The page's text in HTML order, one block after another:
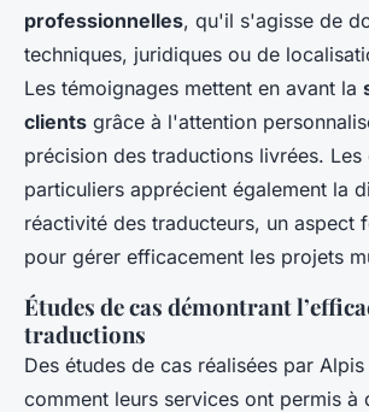
professionnelles, qu'il s'agisse de
techniques, juridiques ou de
Les témoignages mettent en avant la
clients grâce à l'attention
précision des traductions livrées. Les
particuliers apprécient également la
réactivité des traducteurs, un aspect
pour gérer efficacement les projets
Études de cas démontrant
traductions
Des études de cas réalisées par
comment leurs services ont permis à